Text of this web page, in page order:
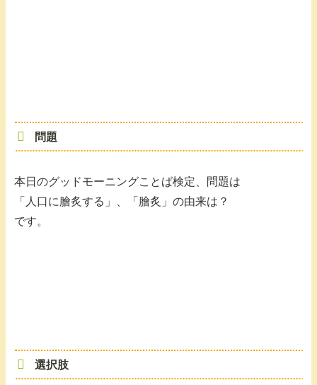
問題
本日のグッドモーニングことば検定、問題は
「人口に膾炙する」、「膾炙」の由来は？
です。
選択肢